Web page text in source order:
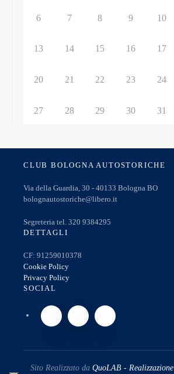
6 7 8 9 10
13 14 15 16 17
20 21 22 23 24
27 28 29 30 31
CLUB BOLOGNA AUTOSTORICHE
Via della Guardia, 30 - 40133 Bologna BO
bolognautostoriche@libero.it
Segreteria tel. 320 9384295
DETTAGLI
CF: 91259010378
Cookie Policy
Privacy Policy
SOCIAL
Sito Realizzato da QuoLAB -